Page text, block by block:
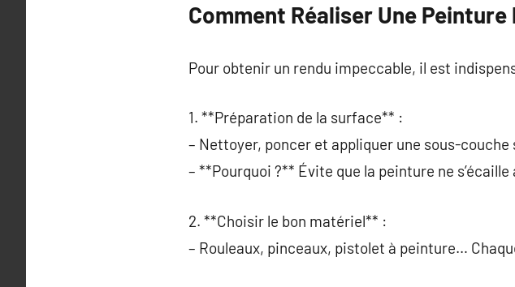
Comment Réaliser Une
Pour obtenir un rendu impeccable, il est
1. **Préparation de la surface** :
– Nettoyer, poncer et appliquer une sous-couche
– **Pourquoi ?** Évite que la peinture ne
2. **Choisir le bon matériel** :
– Rouleaux, pinceaux, pistolet à peinture…